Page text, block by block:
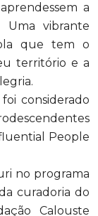
a
Uma vibrante
que tem o
território e a
considerado
People
no programa
curadoria do
Calouste